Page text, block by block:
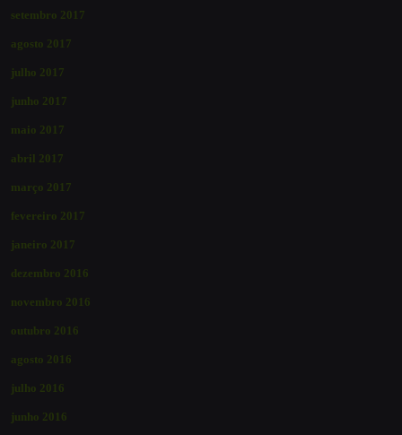
setembro 2017
agosto 2017
julho 2017
junho 2017
maio 2017
abril 2017
março 2017
fevereiro 2017
janeiro 2017
dezembro 2016
novembro 2016
outubro 2016
agosto 2016
julho 2016
junho 2016